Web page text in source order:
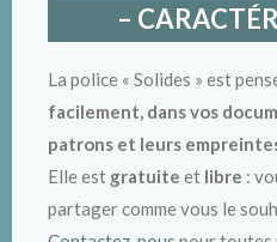
–
La police « Solides » est
facilement, dans vos
patrons et leurs
Elle est gratuite et libre :
partager comme vous le